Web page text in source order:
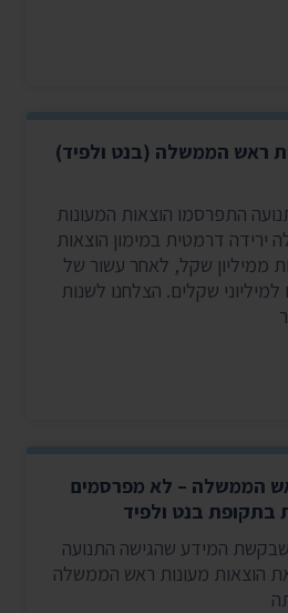
ראש הממשלה (בנט ולפיד)
התפרסמו הוצאות המעונות
שב-2022 חלה ירידה דרמטית במימון הוצאות
ממיליון שקל, לאחר עשור של
למיליוני שקלים. הצלחנו לשנות
הממשלה – לא מפרסמים
בתקופת בנט ולפיד
המידע שהגישה התנועה
הוצאות מעונות ראש הממשלה